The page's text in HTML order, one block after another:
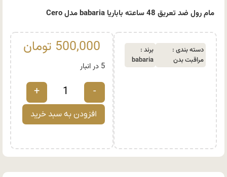
مام رول ضد تعریق 48 ساعته باباریا babaria مدل Cero
دسته بندی :
مراقبت بدن
برند :
babaria
500,000 تومان
5 در انبار
-
+
افزودن به سبد خرید